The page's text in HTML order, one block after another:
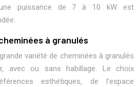
une puissance de 7 à 10 kW est
à granulés
variété de cheminées à granulés
avec ou sans habillage. Le choix
esthétiques, de l’espace